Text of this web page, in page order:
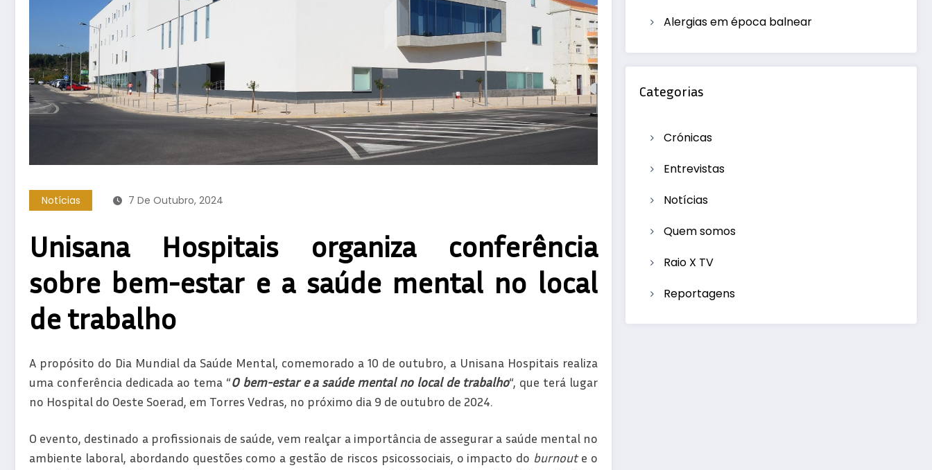
Notícias 7 De Outubro, 2024
Unisana Hospitais organiza conferência
sobre bem-estar e a saúde mental no local
de trabalho
A propósito do Dia Mundial da Saúde Mental, comemorado a 10 de outubro, a Unisana Hospitais realiza
uma conferência dedicada ao tema “O bem-estar e a saúde mental no local de trabalho“, que terá lugar
no Hospital do Oeste Soerad, em Torres Vedras, no próximo dia 9 de outubro de 2024.
O evento, destinado a profissionais de saúde, vem realçar a importância de assegurar a saúde mental no
ambiente laboral, abordando questões como a gestão de riscos psicossociais, o impacto do burnoute o
Alergias em época balnear
Categorias
Crónicas
Entrevistas
Notícias
Quem somos
Raio X TV
Reportagens